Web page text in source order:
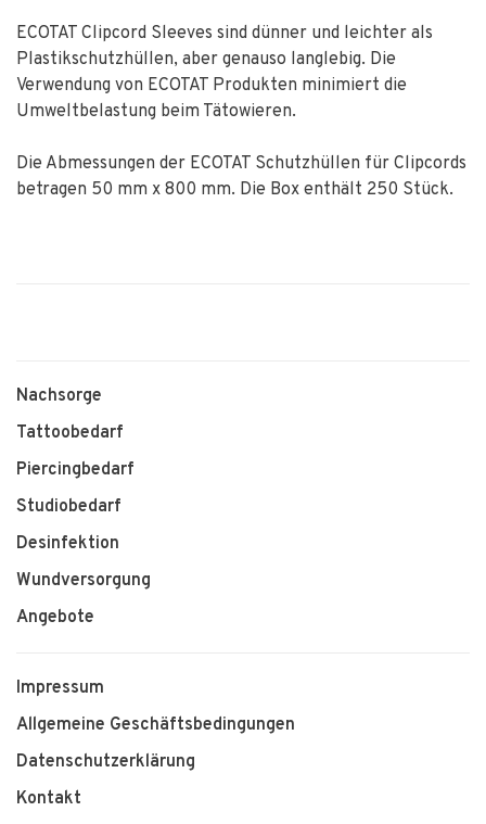
ECOTAT Clipcord Sleeves sind dünner und leichter als
Plastikschutzhüllen, aber genauso langlebig. Die
Verwendung von ECOTAT Produkten minimiert die
Umweltbelastung beim Tätowieren.
Die Abmessungen der ECOTAT Schutzhüllen für Clipcords
betragen 50 mm x 800 mm. Die Box enthält 250 Stück.
Nachsorge
Tattoobedarf
Piercingbedarf
Studiobedarf
Desinfektion
Wundversorgung
Angebote
Impressum
Allgemeine Geschäftsbedingungen
Datenschutzerklärung
Kontakt